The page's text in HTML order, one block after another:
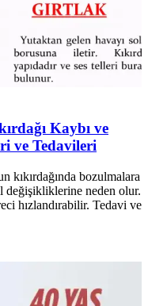
Kaybı ve
ve Tedavileri
kıkırdağında bozulmalara
değişikliklerine neden olur.
hızlandırabilir. Tedavi ve